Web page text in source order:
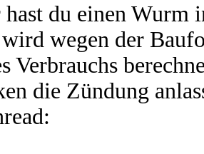
hast du einen
wegen der
Verbrauchs
die Zündung